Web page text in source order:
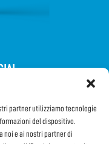
partner utilizziamo tecnologie
del dispositivo.
noi e ai nostri partner di